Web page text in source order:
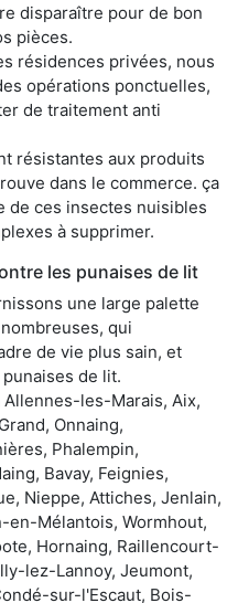
disparaître pour de bon
pièces.
résidences privées, nous
opérations ponctuelles,
de traitement anti
résistantes aux produits
dans le commerce. ça
de ces insectes nuisibles
à supprimer.
les punaises de lit
une large palette
qui
de vie plus sain, et
de lit.
les-Marais, Aix,
Onnaing,
Phalempin,
Bavay, Feignies,
Nieppe, Attiches, Jenlain,
en-Mélantois, Wormhout,
Hornaing, Raillencourt-
lez-Lannoy, Jeumont,
sur-l'Escaut, Bois-